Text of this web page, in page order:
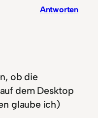
Antworten
ob die
dem Desktop
glaube ich)